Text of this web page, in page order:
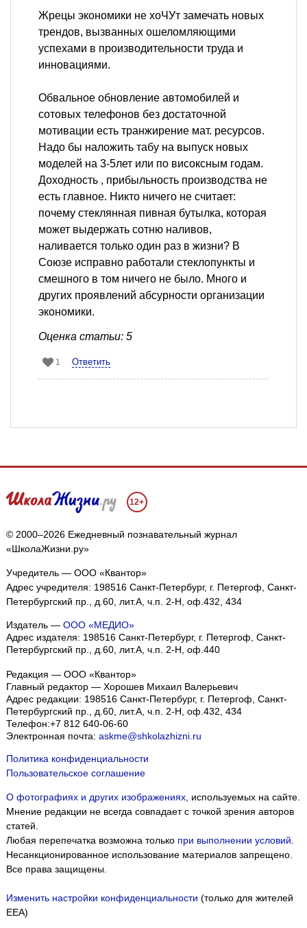
Жрецы экономики не хоЧУт замечать новых
трендов, вызванных ошеломляющими
успехами в производительности труда и
инновациями.
Обвальное обновление автомобилей и
сотовых телефонов без достаточной
мотивации есть транжирение мат. ресурсов.
Надо бы наложить табу на выпуск новых
моделей на 3-5лет или по високсным годам.
Доходность , прибыльность производства не
есть главное. Никто ничего не считает:
почему стеклянная пивная бутылка, которая
может выдержать сотню наливов,
наливается только один раз в жизни? В
Союзе исправно работали стеклопункты и
смешного в том ничего не было. Много и
других проявлений абсурности организации
экономики.
Оценка статьи: 5
1 Ответить
12+
© 2000–2026 Ежедневный познавательный журнал
«ШколаЖизни.ру»
Учредитель — ООО «Квантор»
Адрес учредителя: 198516 Санкт-Петербург, г. Петергоф, Санкт-
Петербургский пр., д.60, лит.А, ч.п. 2-Н, оф.432, 434
Издатель — ООО «МЕДИО»
Адрес издателя: 198516 Санкт-Петербург, г. Петергоф, Санкт-
Петербургский пр., д.60, лит.А, ч.п. 2-Н, оф.440
Редакция — ООО «Квантор»
Главный редактор — Хорошев Михаил Валерьевич
Адрес редакции: 198516 Санкт-Петербург, г. Петергоф Санкт-
Петербургский пр., д.60, лит.А, ч.п. 2-Н, оф.432, 434
Телефон:+7 812 640-06-60
Электронная почта: askme@shkolazhizni.ru
Политика конфиденциальности
Пользовательское соглашение
О фотографиях и других изображениях, используемых на сайте.
Мнение редакции не всегда совпадает с точкой зрения авторов
статей.
Любая перепечатка возможна только при выполнении условий
Несанкционированное использование материалов запрещено.
Все права защищены.
Изменить настройки конфиденциальности (только для жителей
EEA)